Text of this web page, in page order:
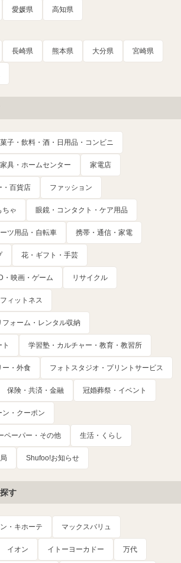
愛媛県 高知県
長崎県 熊本県 大分県 宮崎県
子・飲料・酒・日用品・コンビニ
家具・ホームセンター 家電店
・百貨店 ファッション
ちゃ 眼鏡・コンタクト・ケア用品
ツ用品・自転車 携帯・通信・家電
花・ギフト・手芸
・映画・ゲーム リサイクル
ィットネス
ォーム・レンタル収納
学習塾・カルチャー・教育・教習所
ー・外食 フォトスタジオ・プリントサービス
保険・共済・金融 冠婚葬祭・イベント
ン・クーポン
ペーパー・その他 生活・くらし
Shufoo!お知らせ
す
ン・キホーテ マックスバリュ
イオン イトーヨーカドー 万代